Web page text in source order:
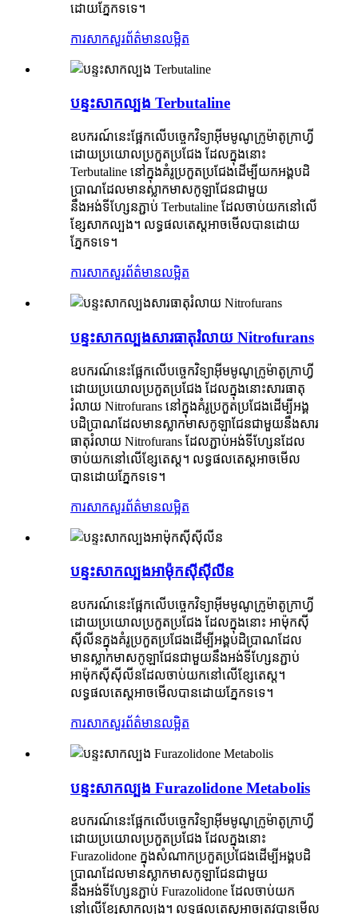
ដោយភ្នែកទទេ។
ការសាកសួរព័ត៌មានលម្អិត
បន្ទះសាកល្បង Terbutaline
ឧបករណ៍នេះផ្អែកលើបច្ចេកវិទ្យាអ៊ីមមូណូក្រូម៉ាតូក្រាហ្វី
ដោយប្រយោលប្រកួតប្រជែង ដែលក្នុងនោះ
Terbutaline នៅក្នុងគំរូប្រកួតប្រជែងដើម្បីយកអង្គបដិ
ប្រាណដែលមានស្លាកមាសកូឡាជែនជាមួយ
នឹងអង់ទីហ្សែនភ្ជាប់ Terbutaline ដែលចាប់យកនៅលើ
ខ្សែសាកល្បង។ លទ្ធផលតេស្តអាចមើលបានដោយ
ភ្នែកទទេ។
ការសាកសួរព័ត៌មានលម្អិត
បន្ទះសាកល្បងសារធាតុរំលាយ Nitrofurans
ឧបករណ៍នេះផ្អែកលើបច្ចេកវិទ្យាអ៊ីមមូណូក្រូម៉ាតូក្រាហ្វី
ដោយប្រយោលប្រកួតប្រជែង ដែលក្នុងនោះសារធាតុ
រំលាយ Nitrofurans នៅក្នុងគំរូប្រកួតប្រជែងដើម្បីអង្គ
បដិប្រាណដែលមានស្លាកមាសកូឡាជែនជាមួយនឹងសារ
ធាតុរំលាយ Nitrofurans ដែលភ្ជាប់អង់ទីហ្សែនដែល
ចាប់យកនៅលើខ្សែតេស្ត។ លទ្ធផលតេស្តអាចមើល
បានដោយភ្នែកទទេ។
ការសាកសួរព័ត៌មានលម្អិត
បន្ទះសាកល្បងអាម៉ុកស៊ីស៊ីលីន
ឧបករណ៍នេះផ្អែកលើបច្ចេកវិទ្យាអ៊ីមមូណូក្រូម៉ាតូក្រាហ្វី
ដោយប្រយោលប្រកួតប្រជែង ដែលក្នុងនោះ អាម៉ុកស៊ី
ស៊ីលីនក្នុងគំរូប្រកួតប្រជែងដើម្បីអង្គបដិប្រាណដែល
មានស្លាកមាសកូឡាជែនជាមួយនឹងអង់ទីហ្សែនភ្ជាប់
អាម៉ុកស៊ីស៊ីលីនដែលចាប់យកនៅលើខ្សែតេស្ត។
លទ្ធផលតេស្តអាចមើលបានដោយភ្នែកទទេ។
ការសាកសួរព័ត៌មានលម្អិត
បន្ទះសាកល្បង Furazolidone Metabolis
ឧបករណ៍នេះផ្អែកលើបច្ចេកវិទ្យាអ៊ីមមូណូក្រូម៉ាតូក្រាហ្វី
ដោយប្រយោលប្រកួតប្រជែង ដែលក្នុងនោះ
Furazolidone ក្នុងសំណាកប្រកួតប្រជែងដើម្បីអង្គបដិ
ប្រាណដែលមានស្លាកមាសកូឡាជែនជាមួយ
នឹងអង់ទីហ្សែនភ្ជាប់ Furazolidone ដែលចាប់យក
នៅលើខ្សែសាកល្បង។ លទ្ធផលតេស្តអាចត្រូវបានមើល